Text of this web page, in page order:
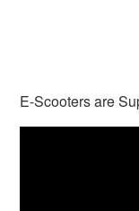
E-Scooters are